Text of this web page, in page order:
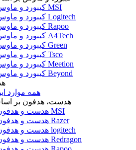
کیبورد و ماوس MSI
کیبورد و ماوس Logitech
کیبورد و ماوس Rapoo
کیبورد و ماوس A4Tech
کیبورد و ماوس Green
کیبورد و ماوس Tsco
کیبورد و ماوس Meetion
کیبورد و ماوس Beyond
همه موارد
هدست، هدفون بر
هدست و هدفون MSI
هدست و هدفون Razer
هدست و هدفون logitech
هدست و هدفون Redragon